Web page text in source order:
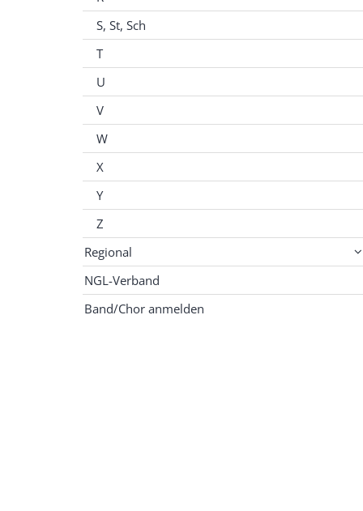
S, St, Sch
T
U
V
W
X
Y
Z
Regional
NGL-Verband
Band/Chor anmelden